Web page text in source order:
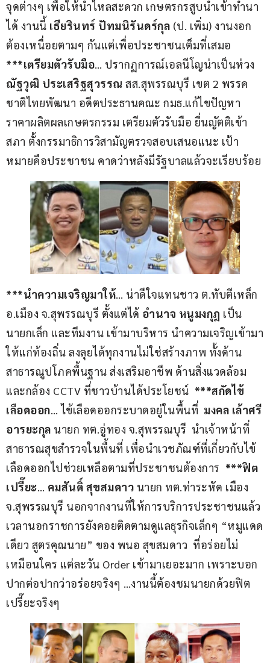
จุดต่างๆ เพื่อให้น้ำไหลสะดวก เกษตรกรสูบน้ำเข้าทำนา
ได้ งานนี้ เธียรินทร์ ปัทมนิรันดร์กุล (ป. เพิ่ม) งานงอก
ต้องเหนื่อยตามๆ กันแต่เพื่อประชาชนเต็มที่เสมอ
***เตรียมตัวรับมือ… ปรากฏการณ์เอลนีโญน่าเป็นห่วง
ณัฐวุฒิ ประเสริฐสุวรรณ สส.สุพรรณบุรี เขต 2 พรรค
ชาติไทยพัฒนา อดีตประธานคณะ กมธ.แก้ไขปัญหา
ราคาผลิตผลเกษตรกรรม เตรียมตัวรับมือ ยื่นญัตติเข้า
สภา ตั้งกรรมาธิการวิสามัญตรวจสอบเสนอแนะ เป้า
หมายคือประชาชน คาดว่าหลังมีรัฐบาลแล้วจะเรียบร้อย
***นำความเจริญมาให้… น่าดีใจแทนชาว ต.ทับตีเหล็ก
อ.เมือง จ.สุพรรณบุรี ตั้งแต่ได้ อำนาจ หนูมงกุฎ เป็น
นายกเล็ก และทีมงาน เข้ามาบริหาร นำความเจริญเข้ามา
ให้แก่ท้องถิ่น ลงลุยได้ทุกงานไม่ใช่สร้างภาพ ทั้งด้าน
สาธารณูปโภคพื้นฐาน ส่งเสริมอาชีพ ด้านสิ่งแวดล้อม
และกล้อง CCTV ที่ชาวบ้านได้ประโยชน์ ***สกัดไข้
เลือดออก… ไข้เลือดออกระบาดอยู่ในพื้นที่ มงคล เล้าศรี
อารยะกุล นายก ทต.อู่ทอง จ.สุพรรณบุรี  นำเจ้าหน้าที่
สาธารณสุขสำรวจในพื้นที่ เพื่อนำเวชภัณฑ์ที่เกี่ยวกับไข้
เลือดออกไปช่วยเหลือตามที่ประชาชนต้องการ ***ฟิต
เปรี๊ยะ… คมสันติ์ สุขสมดาว นายก ทต.ท่าระหัด เมือง
จ.สุพรรณบุรี นอกจากงานที่ให้การบริการประชาชนแล้ว
เวลานอกราชการยังคอยติดตามดูแลธุรกิจเล็กๆ “หมูแดด
เดียว สูตรคุณนาย” ของ พนอ สุขสมดาว  ที่อร่อยไม่
เหมือนใคร แต่ละวัน Order เข้ามาเยอะมาก เพราะบอก
ปากต่อปากว่าอร่อยจริงๆ …งานนี้ต้องชมนายกด้วยฟิต
เปรี๊ยะจริงๆ